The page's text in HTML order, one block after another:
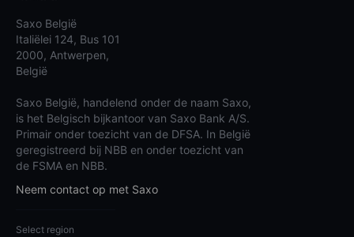
Saxo België
Italiëlei 124, Bus 101
2000, Antwerpen,
België
Saxo België, handelend onder de naam Saxo,
is het Belgisch bijkantoor van Saxo Bank A/S.
Primair onder toezicht van de DFSA. In België
geregistreerd bij NBB en onder toezicht van
de FSMA en NBB.
Neem contact op met Saxo
Select region